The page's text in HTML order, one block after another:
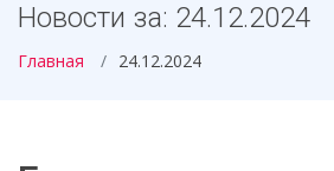
Новости за: 24.12.2024
Главная 24.12.2024